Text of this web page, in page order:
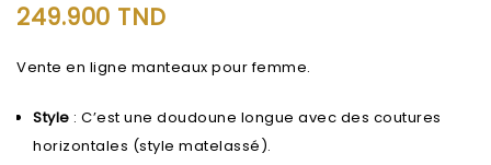
249.900 TND
Vente en ligne manteaux pour femme.
Style : C’est une doudoune longue avec des coutures
horizontales (style matelassé).